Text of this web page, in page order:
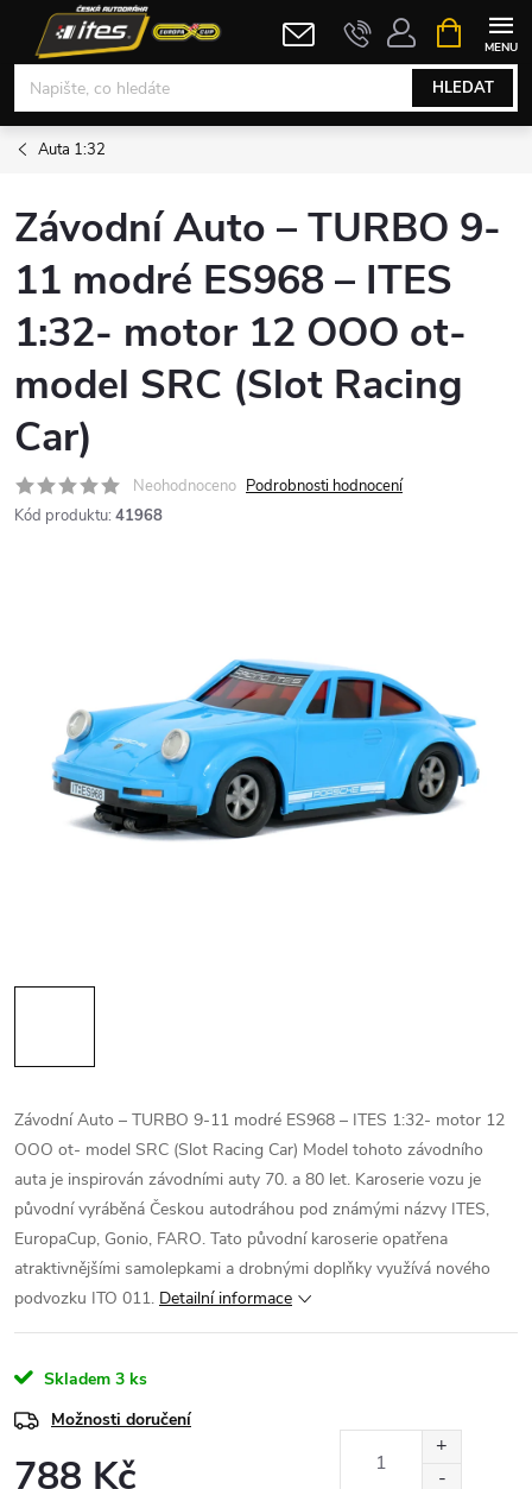
obsah
HLEDAT
NÁKUPNÍ
KOŠÍK
Auta 1:32
Závodní Auto – TURBO 9-
11 modré ES968 – ITES
1:32- motor 12 OOO ot-
model SRC (Slot Racing
Car)
Neohodnoceno Podrobnosti hodnocení
Kód produktu: 41968
Závodní Auto – TURBO 9-11 modré ES968 – ITES 1:32- motor 12
OOO ot- model SRC (Slot Racing Car) Model tohoto závodního
auta je inspirován závodními auty 70. a 80 let. Karoserie vozu je
původní vyráběná Českou autodráhou pod známými názvy ITES,
EuropaCup, Gonio, FARO. Tato původní karoserie opatřena
atraktivnějšími samolepkami a drobnými doplňky využívá nového
podvozku ITO 011. Detailní informace
Skladem 3 ks
Možnosti doručení
788 Kč